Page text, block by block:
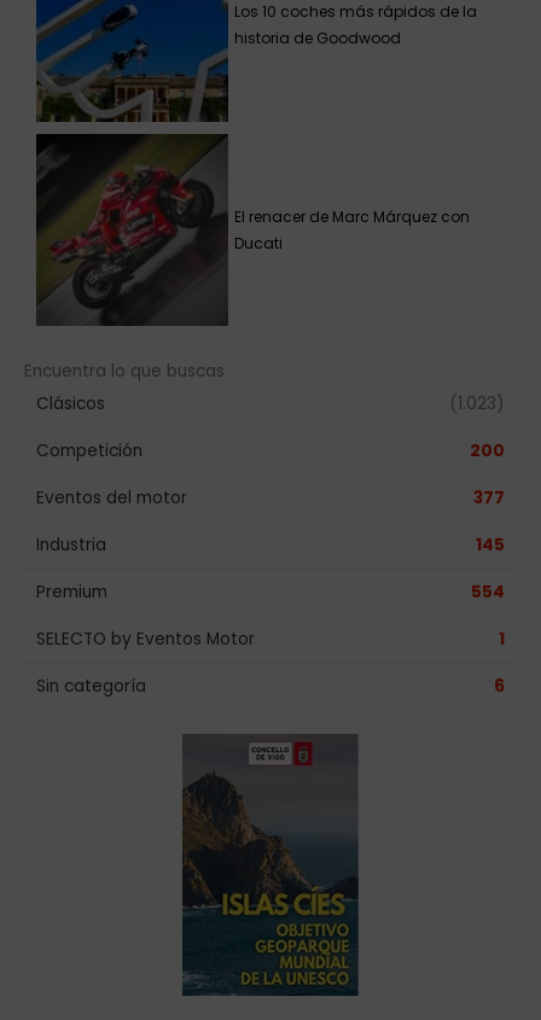
Los 10 coches más rápidos de la
historia de Goodwood
El renacer de Marc Márquez con
Ducati
Encuentra lo que buscas
Clásicos
(1.023)
Competición 200
Eventos del motor 377
Industria 145
Premium 554
SELECTO by Eventos Motor 1
Sin categoría 6